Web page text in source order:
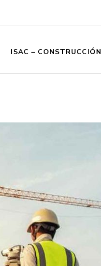
ISAC – CONSTRUCCIÓN